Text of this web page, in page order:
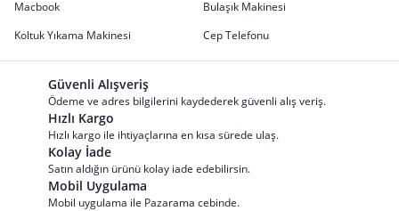
Macbook
Bulaşık Makinesi
Koltuk Yıkama Makinesi
Cep Telefonu
Güvenli Alışveriş
Ödeme ve adres bilgilerini kaydederek güvenli alış veriş.
Hızlı Kargo
Hızlı kargo ile ihtiyaçlarına en kısa sürede ulaş.
Kolay İade
Satın aldığın ürünü kolay iade edebilirsin.
Mobil Uygulama
Mobil uygulama ile Pazarama cebinde.